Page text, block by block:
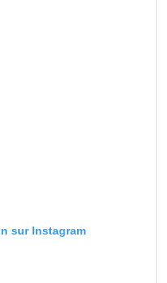
sur Instagram